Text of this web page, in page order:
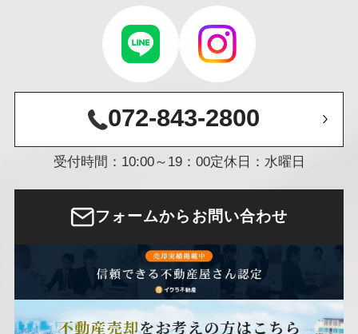
072-843-2800
受付時間：10:00～19：00定休日：水曜日
フォームからお問い合わせ